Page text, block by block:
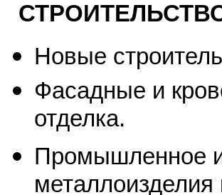
Новые
Фасадные и
отделка.
Промышленное и